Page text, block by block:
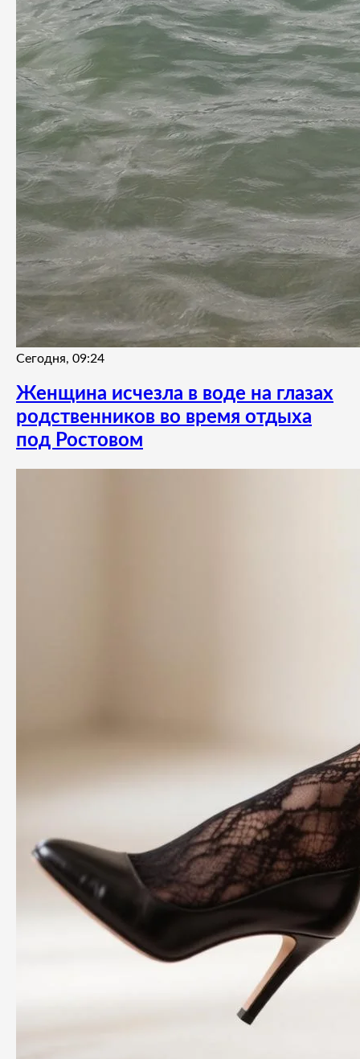
Сегодня, 09:24
Женщина исчезла в воде на глазах
родственников во время отдыха
под Ростовом